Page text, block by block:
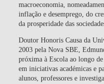
macroeconomia,
inflação e desemprego, do
da prosperidade das
Doutor Honoris Causa da
2003 pela Nova SBE,
próxima à Escola ao longo
em iniciativas académicas e
alunos, professores e